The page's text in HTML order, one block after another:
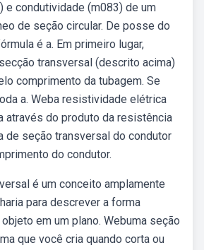
e condutividade (m083) de um
de seção circular. De posse do
é a. Em primeiro lugar,
transversal (descrito acima)
comprimento da tubagem. Se
a. Weba resistividade elétrica
através do produto da resistência
de seção transversal do condutor
do condutor.
é um conceito amplamente
para descrever a forma
em um plano. Webuma seção
que você cria quando corta ou